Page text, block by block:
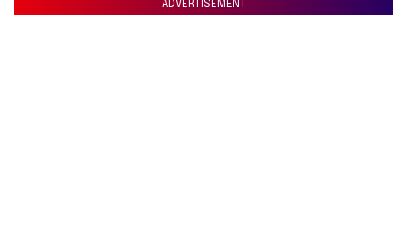
ADVERTISEMENT